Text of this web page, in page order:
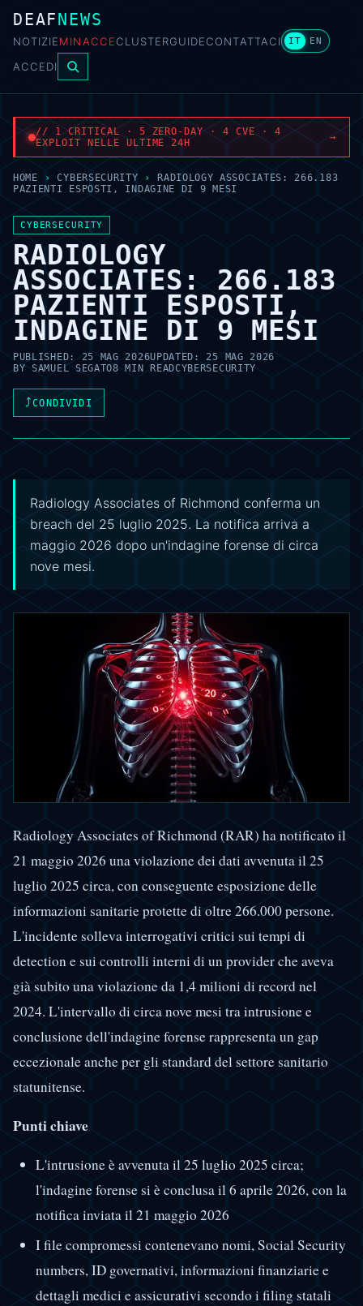
DEAFNEWS
NOTIZIEMINACCECLUSTERGUIDECONTATTACI IT EN
ACCEDI
// 1 CRITICAL · 5 ZERO-DAY · 4 CVE · 4
EXPLOIT NELLE ULTIME 24H
→
HOME › CYBERSECURITY ›
RADIOLOGY ASSOCIATES: 266.183
PAZIENTI ESPOSTI, INDAGINE DI 9 MESI
CYBERSECURITY
RADIOLOGY
ASSOCIATES: 266.183
PAZIENTI ESPOSTI,
INDAGINE DI 9 MESI
PUBLISHED:25 MAG 2026UPDATED: 25 MAG 2026
BYSAMUEL SEGATO8 MIN READCYBERSECURITY
⤴CONDIVIDI
Radiology Associates of Richmond conferma un
breach del 25 luglio 2025. La notifica arriva a
maggio 2026 dopo un'indagine forense di circa
nove mesi.
Radiology Associates of Richmond (RAR) ha notificato il
21 maggio 2026 una violazione dei dati avvenuta il 25
luglio 2025 circa, con conseguente esposizione delle
informazioni sanitarie protette di oltre 266.000 persone.
L'incidente solleva interrogativi critici sui tempi di
detection e sui controlli interni di un provider che aveva
già subito una violazione da 1,4 milioni di record nel
2024. L'intervallo di circa nove mesi tra intrusione e
conclusione dell'indagine forense rappresenta un gap
eccezionale anche per gli standard del settore sanitario
statunitense.
Punti chiave
L'intrusione è avvenuta il 25 luglio 2025 circa;
l'indagine forense si è conclusa il 6 aprile 2026, con la
notifica inviata il 21 maggio 2026
I file compromessi contenevano nomi, Social Security
numbers, ID governativi, informazioni finanziarie e
dettagli medici e assicurativi secondo i filing statali